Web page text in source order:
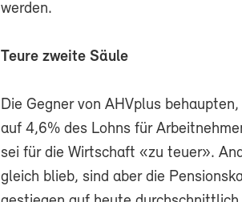
werden.
Teure zweite Säule
Die Gegner von AHVplus
auf 4,6% des Lohns für
sei für die Wirtschaft «zu teuer».
gleich blieb, sind aber die